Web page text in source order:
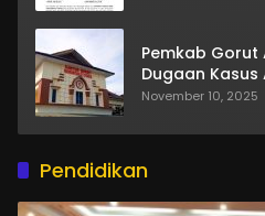
Pemkab Gorut
Dugaan Kasus
November 10, 2025
Pendidikan